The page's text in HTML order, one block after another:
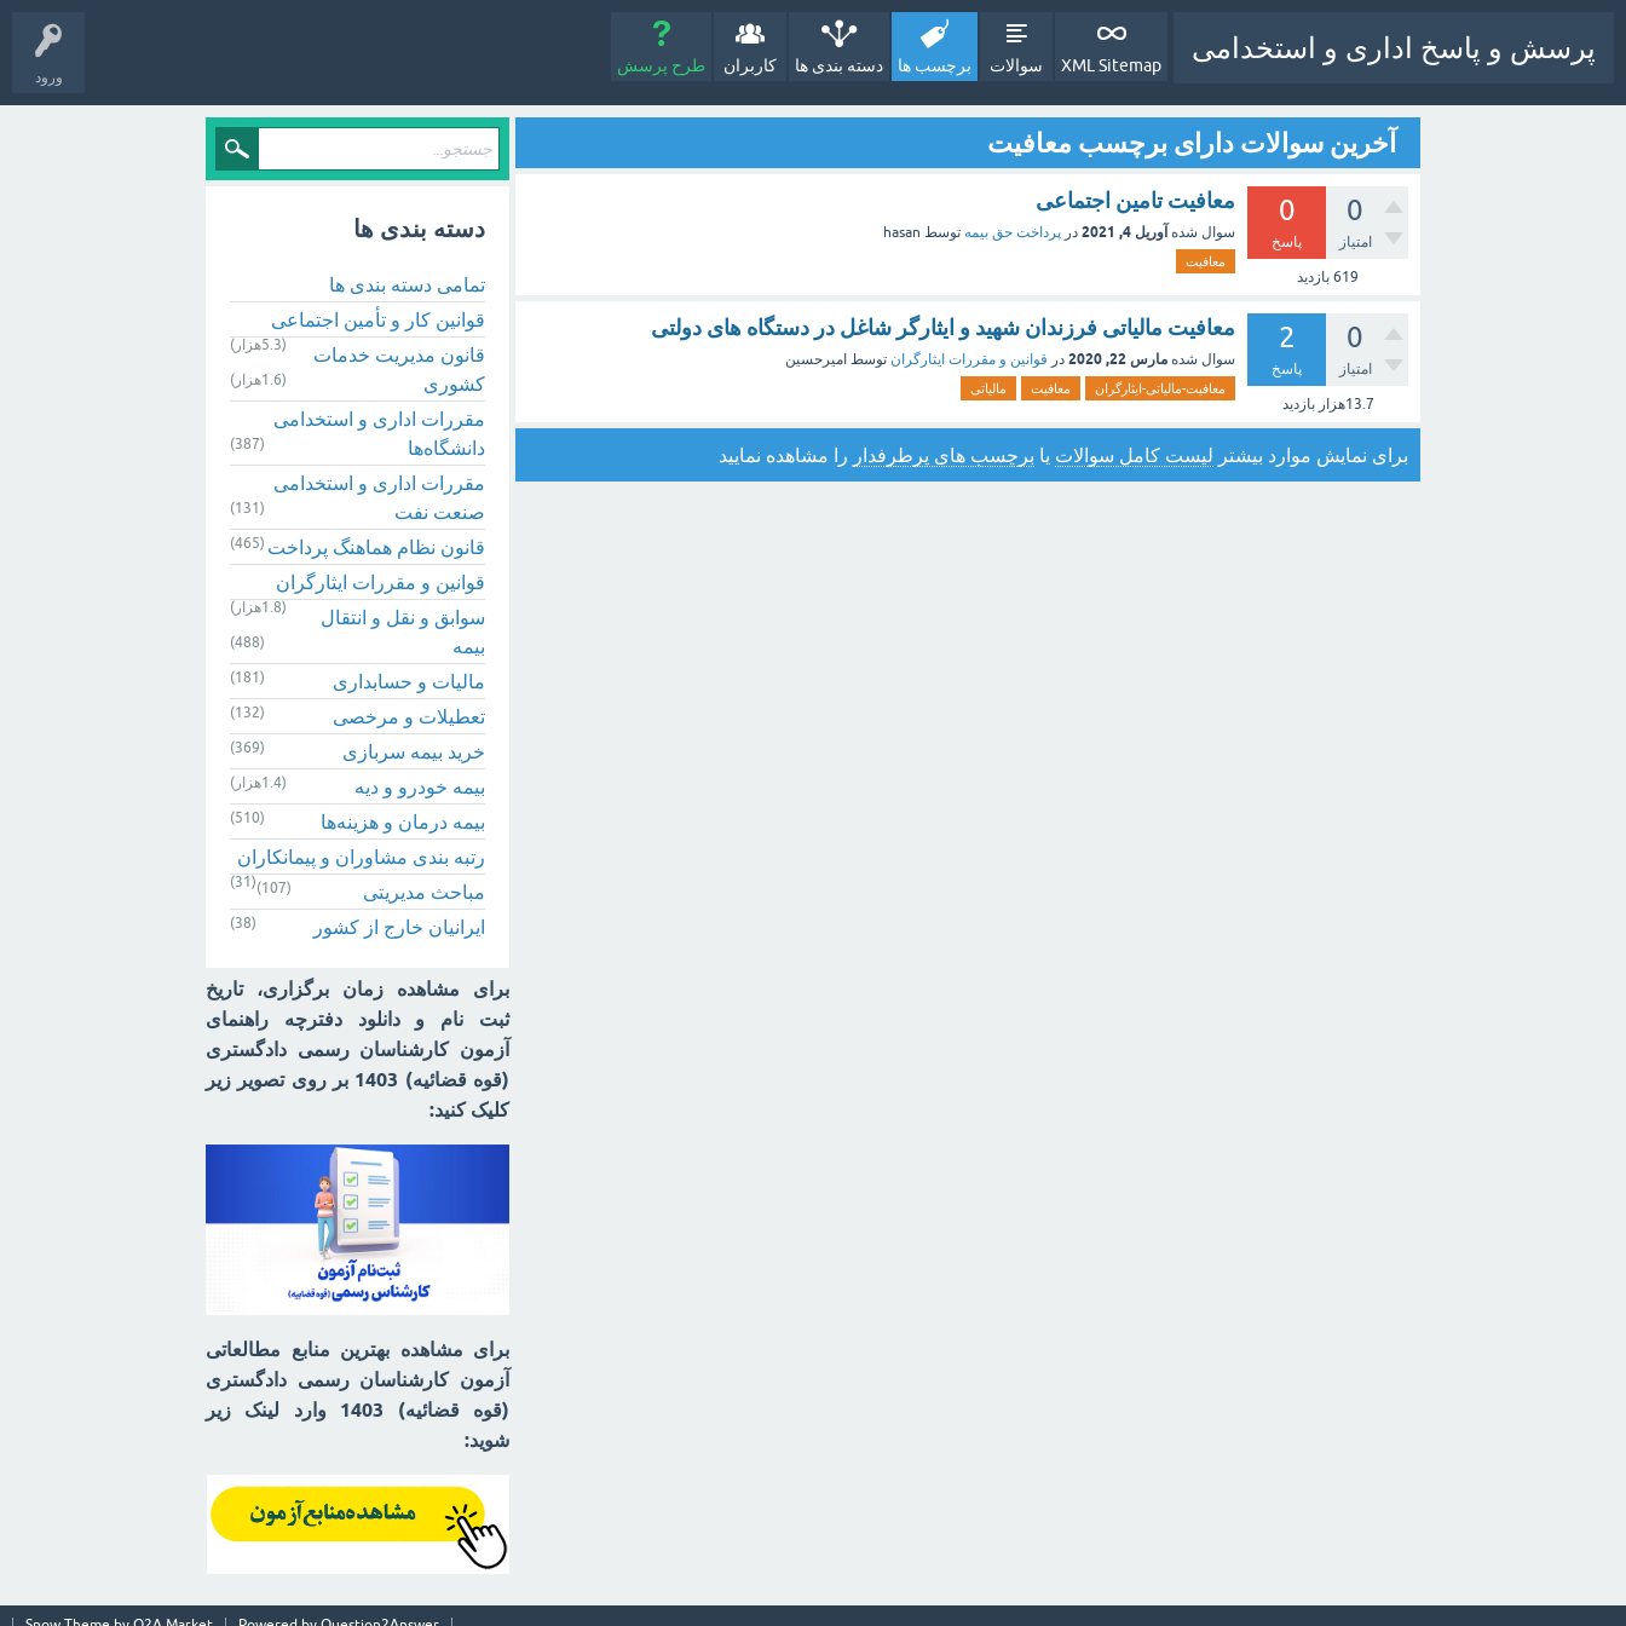
ورود
پرسش و پاسخ اداری و استخدامی
XML Sitemap سوالات برچسب ها دسته بندی ها کاربران طرح پرسش
آخرین سوالات دارای برچسب معافیت
0
امتیاز
0
پاسخ
619 بازدید
معافیت تامین اجتماعی
سوال شده آوریل 4, 2021 در پرداخت حق بیمه توسط hasan
معافیت
0
امتیاز
2
پاسخ
13.7هزار بازدید
معافیت مالیاتی فرزندان شهید و ایثارگر شاغل در دستگاه های دولتی
سوال شده مارس 22, 2020 در قوانین و مقررات ایثارگران توسط امیرحسین
معافیت-مالیاتی-ایثارگران معافیت مالیاتی
برای نمایش موارد بیشتر لیست کامل سوالات یا برچسب های پرطرفدار را مشاهده نمایید
دسته بندی ها
تمامی دسته بندی ها
قوانین کار و تأمین اجتماعی
(5.3هزار)
قانون مدیریت خدمات
کشوری
(1.6هزار)
مقررات اداری و استخدامی
دانشگاه‌ها
(387)
مقررات اداری و استخدامی
صنعت نفت
(131)
قانون نظام هماهنگ پرداخت (465)
قوانین و مقررات ایثارگران
(1.8هزار)
سوابق و نقل و انتقال
بیمه‌
(488)
مالیات و حسابداری (181)
تعطیلات و مرخصی (132)
خرید بیمه سربازی (369)
بیمه خودرو و دیه (1.4هزار)
بیمه درمان و هزینه‌ها (510)
رتبه بندی مشاوران و پیمانکاران
(31) مباحث مدیریتی (107)
ایرانیان خارج از کشور (38)
برای مشاهده زمان برگزاری، تاریخ
ثبت نام و دانلود دفترچه راهنمای
آزمون کارشناسان رسمی دادگستری
(قوه قضائیه) 1403 بر روی تصویر زیر
کلیک کنید:
برای مشاهده بهترین منابع مطالعاتی
آزمون کارشناسان رسمی دادگستری
(قوه قضائیه) 1403 وارد لینک زیر
شوید: